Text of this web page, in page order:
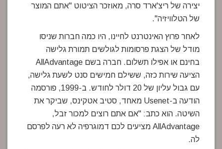
יצירה של ריצ'ארד סרה, מאוזכר הציטוט "אתם המוצר
של הטלוויזיה".
לאחר פרוץ האינטרנט לחיינו, היו כמה חברות שניסו
מודל של הצגת פרסומות לגולשים תמורת גלישה
בחינם או אפילו תשלום. חברה בשם AllAdvantage
הציעה שירות כזה, ששילם חמישים סנט לשעת גלישה,
עם גבול עליון של 20 דולר לחודש. ב-1999, פורסמה
הודעה ב-Usenet מאחד, סטיב אטקינס, שביקר את
השיטה. הוא כתב: "אם אתם רוצים למכור זבל,
AllAdvantage מציעים לכם דמוגרפיה לא רעה לפרסם
לה.